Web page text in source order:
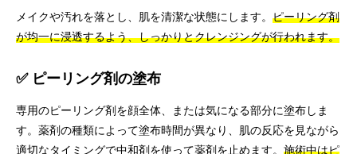
メイクや汚れを落とし、肌を清潔な状態にします。 ピーリング剤
が均一に浸透するよう、しっかりとクレンジングが行われます。
✅ ピーリング剤の塗布
専用のピーリング剤を顔全体、または気になる部分に塗布しま
す。薬剤の種類によって塗布時間が異なり、肌の反応を見ながら
適切なタイミングで中和剤を使って薬剤を止めます。 施術中はピ